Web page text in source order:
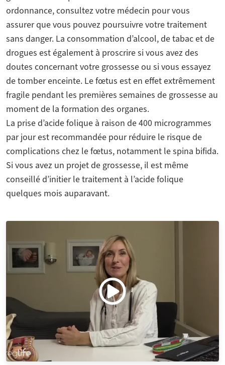
ordonnance, consultez votre médecin pour vous
assurer que vous pouvez poursuivre votre traitement
sans danger. La consommation d’alcool, de tabac et de
drogues est également à proscrire si vous avez des
doutes concernant votre grossesse ou si vous essayez
de tomber enceinte. Le fœtus est en effet extrêmement
fragile pendant les premières semaines de grossesse au
moment de la formation des organes.
La prise d’acide folique à raison de 400 microgrammes
par jour est recommandée pour réduire le risque de
complications chez le fœtus, notamment le spina bifida.
Si vous avez un projet de grossesse, il est même
conseillé d’initier le traitement à l’acide folique
quelques mois auparavant.